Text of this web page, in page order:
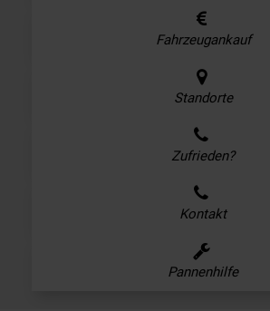
Fahrzeugankauf
Standorte
Zufrieden?
Kontakt
Pannenhilfe